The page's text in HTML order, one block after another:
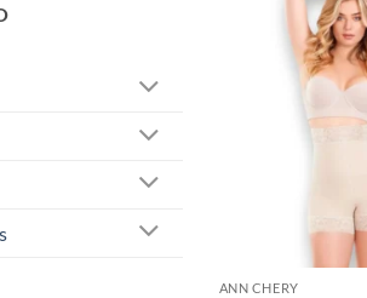
ANN CHERY